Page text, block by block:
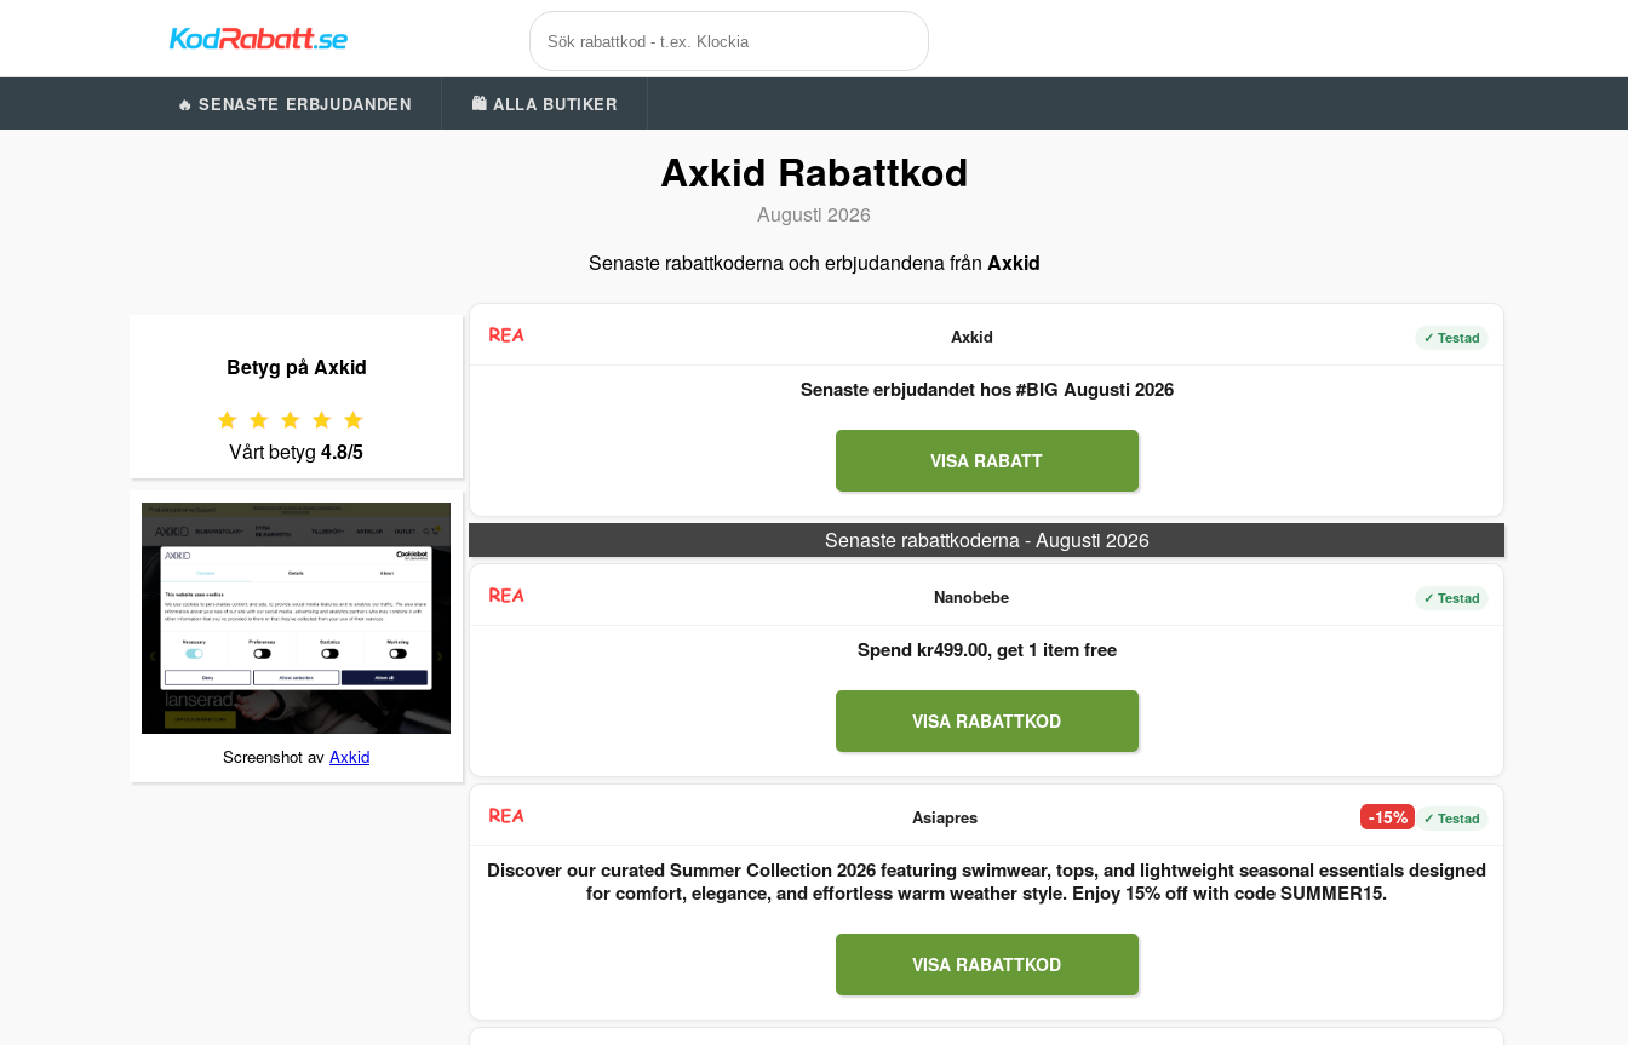
🔥 SENASTE ERBJUDANDEN 🛍️ ALLA BUTIKER
Axkid Rabattkod
Augusti 2026
Senaste rabattkoderna och erbjudandena från Axkid
Betyg på Axkid
Vårt betyg 4.8/5
Screenshot av Axkid
Axkid ✓ Testad
Senaste erbjudandet hos #BIG Augusti 2026
VISA RABATT
Senaste rabattkoderna - Augusti 2026
Nanobebe ✓ Testad
Spend kr499.00, get 1 item free
VISA RABATTKOD
Asiapres -15% ✓ Testad
Discover our curated Summer Collection 2026 featuring swimwear, tops, and lightweight seasonal essentials designed
for comfort, elegance, and effortless warm weather style. Enjoy 15% off with code SUMMER15.
VISA RABATTKOD